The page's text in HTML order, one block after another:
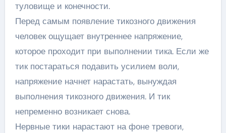
туловище и конечности.
Перед самым появление тикозного движения
человек ощущает внутреннее напряжение,
которое проходит при выполнении тика. Если же
тик постараться подавить усилием воли,
напряжение начнет нарастать, вынуждая
выполнения тикозного движения. И тик
непременно возникает снова.
Нервные тики нарастают на фоне тревоги,